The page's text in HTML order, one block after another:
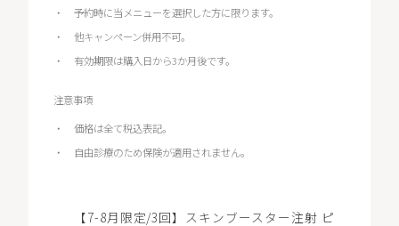
予約時に当メニューを選択した方に限ります。
他キャンペーン併用不可。
有効期限は購入日から3か月後です。
注意事項
価格は全て税込表記。
自由診療のため保険が適用されません。
【7-8月限定/3回】スキンブースター注射 ピ